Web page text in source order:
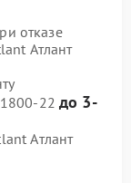
отказе
Атлант
22 до 3-
Атлант